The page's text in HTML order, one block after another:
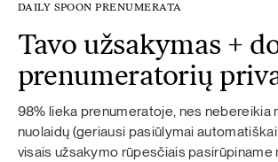
DAILY SPOON PRENUMERATA
Tavo užsakymas +
prenumeratorių
98% lieka prenumeratoje, nes nebereikia
nuolaidų (geriausi pasiūlymai
visais užsakymo rūpesčiais pasirūpiname